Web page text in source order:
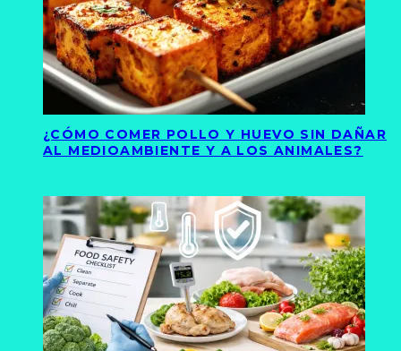
¿CÓMO COMER POLLO Y HUEVO SIN DAÑAR
AL MEDIOAMBIENTE Y A LOS ANIMALES?